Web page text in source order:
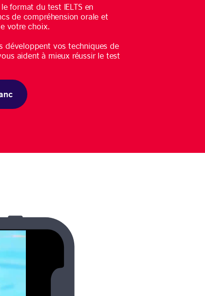
format du test IELTS en
de compréhension orale et
votre choix.
développent vos techniques de
aident à mieux réussir le test